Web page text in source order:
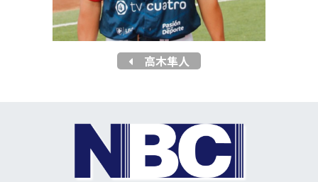
高木隼人